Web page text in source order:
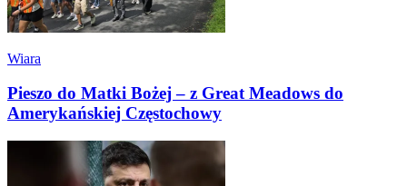
Wiara
Pieszo do Matki Bożej – z Great Meadows do
Amerykańskiej Częstochowy